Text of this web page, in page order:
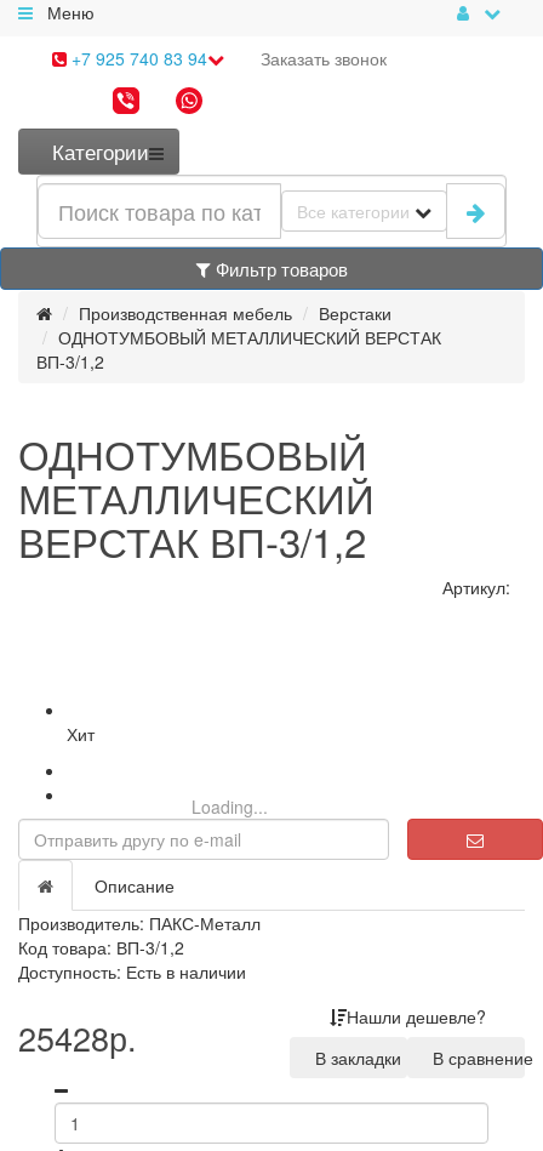
Меню
+7 925 740 83 94
Заказать звонок
Категории
Все категории
Фильтр товаров
Производственная мебель
Верстаки
ОДНОТУМБОВЫЙ МЕТАЛЛИЧЕСКИЙ ВЕРСТАК
ВП-3/1,2
ОДНОТУМБОВЫЙ
МЕТАЛЛИЧЕСКИЙ
ВЕРСТАК ВП-3/1,2
Артикул:
Loading...
Хит
Описание
Производитель: ПАКС-Металл
Код товара: ВП-3/1,2
Доступность: Есть в наличии
25428р.
Нашли дешевле?
В закладки
В сравнение